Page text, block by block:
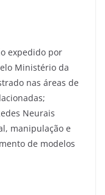
expedido por
Ministério da
nas áreas de
Neurais
manipulação e
de modelos